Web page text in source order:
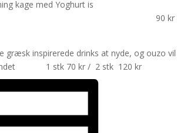
kage med Yoghurt is
kr
græsk inspirerede drinks at nyde, og ouzo vil
1 stk 70 kr / 2 stk 120 kr